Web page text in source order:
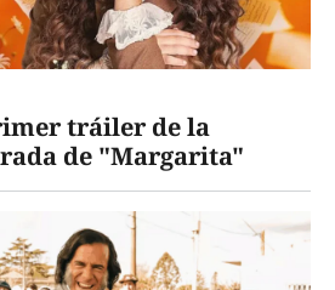
tráiler de la
de "Margarita"